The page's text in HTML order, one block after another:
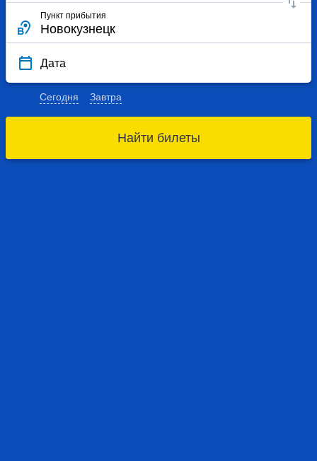
Пункт прибытия
Дата
Сегодня Завтра
Найти билеты